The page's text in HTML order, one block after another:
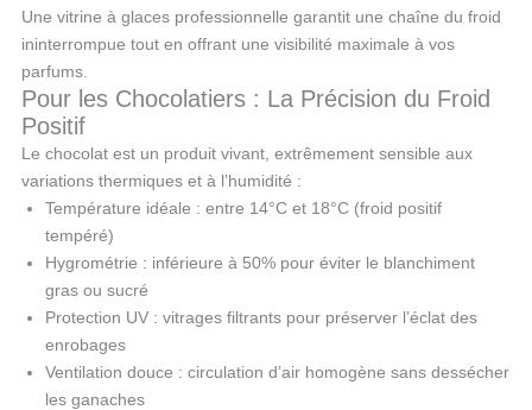
Une vitrine à glaces professionnelle garantit une chaîne du froid
ininterrompue tout en offrant une visibilité maximale à vos
parfums.
Pour les Chocolatiers : La Précision du Froid
Positif
Le chocolat est un produit vivant, extrêmement sensible aux
variations thermiques et à l’humidité :
Température idéale : entre 14°C et 18°C (froid positif
tempéré)
Hygrométrie : inférieure à 50% pour éviter le blanchiment
gras ou sucré
Protection UV : vitrages filtrants pour préserver l’éclat des
enrobages
Ventilation douce : circulation d’air homogène sans dessécher
les ganaches